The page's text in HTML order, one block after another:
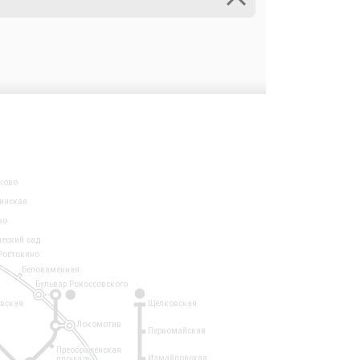
1
Локомотив
сад
Белокаменная
Щёлковская
Первомайская
Измайловская
Бульвар Рокоссовского
Преображенская